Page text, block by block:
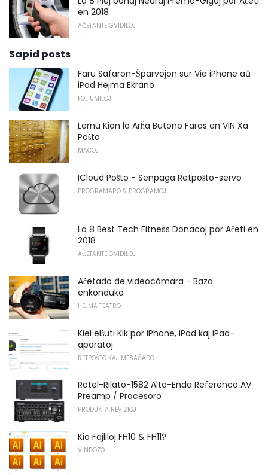
en 2018
AĈETANTE GVIDILOJ
Sapid posts
Faru Safaron-Ŝparvojon sur Via iPhone aŭ
iPod Hejma Ekrano
FOLIUMILOJ
Lernu Kion la Arĥa Butono Faras en VIN Xa
Poŝto
MACOJ
ICloud Poŝto - Senpaga Retpoŝto-servo
PROGRAMARO & PROGRAMOJ
La 8 Best Tech Fitness Donacoj por Aĉeti en
2018
AĈETANTE GVIDILOJ
Aĉetado de videocámara - Baza
enkonduko
HEJMA TEATRO
Kiel elŝuti Kik por iPhone, iPod kaj iPad-
aparatoj
RETPOŜTO KAJ MESAĜADO
Rotel-Rilato-1582 Alta-Enda Referenco AV
Preamp / Procesoro
PRODUKTA REVIZIOJ
Kio Fajliloj FH10 & FH11?
VINDOZO